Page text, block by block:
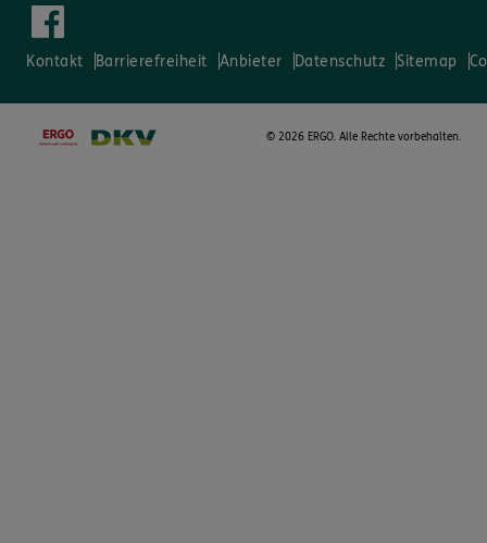
Kontakt Barrierefreiheit Anbieter Datenschutz Sitemap
© 2026 ERGO. Alle Rechte vorbehalten.